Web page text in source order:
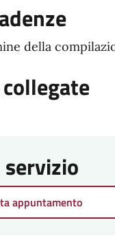
della
servizio
appuntamento